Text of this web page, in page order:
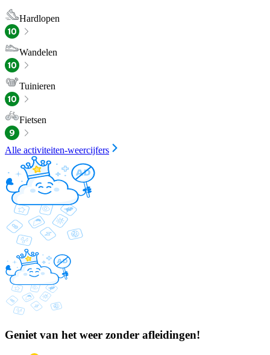
Hardlopen
Wandelen
Tuinieren
Fietsen
Alle activiteiten-weercijfers
Geniet van het weer zonder afleidingen!